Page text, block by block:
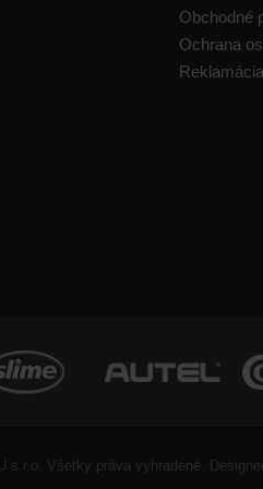
Obchodné
Ochrana
Reklamácia
s.r.o. Všetky práva vyhradené.